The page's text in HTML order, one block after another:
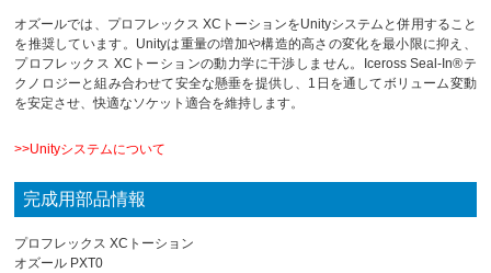
オズールでは、プロフレックス XCトーションをUnityシステムと併用すること
を推奨しています。Unityは重量の増加や構造的高さの変化を最小限に抑え、
プロフレックス XCトーションの動力学に干渉しません。Iceross Seal-In®テ
クノロジーと組み合わせて安全な懸垂を提供し、1日を通してボリューム変動
を安定させ、快適なソケット適合を維持します。
>>Unityシステムについて
完成用部品情報
プロフレックス XCトーション
オズール PXT0